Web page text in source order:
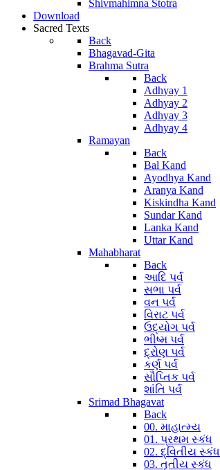
Shivmahimna Stotra
Download
Sacred Texts
Back
Bhagavad-Gita
Brahma Sutra
Back
Adhyay 1
Adhyay 2
Adhyay 3
Adhyay 4
Ramayan
Back
Bal Kand
Ayodhya Kand
Aranya Kand
Kiskindha Kand
Sundar Kand
Lanka Kand
Uttar Kand
Mahabharat
Back
આદિ પર્વ
સભા પર્વ
વન પર્વ
વિરાટ પર્વ
ઉદ્યોગ પર્વ
ભીષ્મ પર્વ
દ્રોણ પર્વ
કર્ણ પર્વ
સૌપ્તિક પર્વ
શાંતિ પર્વ
Srimad Bhagavat
Back
00. માહાત્મ્ય
01. પ્રથમ સ્કંધ
02. દ્વિતીય સ્કંધ
03. તૃતીય સ્કંધ